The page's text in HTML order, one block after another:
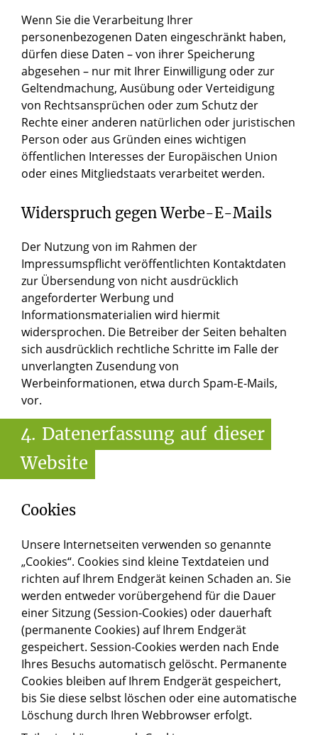
Wenn Sie die Verarbeitung Ihrer
personenbezogenen Daten eingeschränkt haben,
dürfen diese Daten – von ihrer Speicherung
abgesehen – nur mit Ihrer Einwilligung oder zur
Geltendmachung, Ausübung oder Verteidigung
von Rechtsansprüchen oder zum Schutz der
Rechte einer anderen natürlichen oder juristischen
Person oder aus Gründen eines wichtigen
öffentlichen Interesses der Europäischen Union
oder eines Mitgliedstaats verarbeitet werden.
Widerspruch gegen Werbe-E-Mails
Der Nutzung von im Rahmen der
Impressumspflicht veröffentlichten Kontaktdaten
zur Übersendung von nicht ausdrücklich
angeforderter Werbung und
Informationsmaterialien wird hiermit
widersprochen. Die Betreiber der Seiten behalten
sich ausdrücklich rechtliche Schritte im Falle der
unverlangten Zusendung von
Werbeinformationen, etwa durch Spam-E-Mails,
vor.
4. Datenerfassung auf dieser
Website
Cookies
Unsere Internetseiten verwenden so genannte
„Cookies“. Cookies sind kleine Textdateien und
richten auf Ihrem Endgerät keinen Schaden an. Sie
werden entweder vorübergehend für die Dauer
einer Sitzung (Session-Cookies) oder dauerhaft
(permanente Cookies) auf Ihrem Endgerät
gespeichert. Session-Cookies werden nach Ende
Ihres Besuchs automatisch gelöscht. Permanente
Cookies bleiben auf Ihrem Endgerät gespeichert,
bis Sie diese selbst löschen oder eine automatische
Löschung durch Ihren Webbrowser erfolgt.